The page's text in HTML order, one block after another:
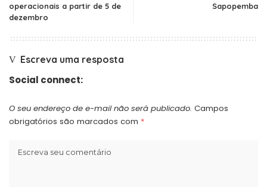
operacionais a partir de 5 de
dezembro
Sapopemba
Escreva uma resposta
Social connect:
O seu endereço de e-mail não será publicado. Campos
obrigatórios são marcados com *